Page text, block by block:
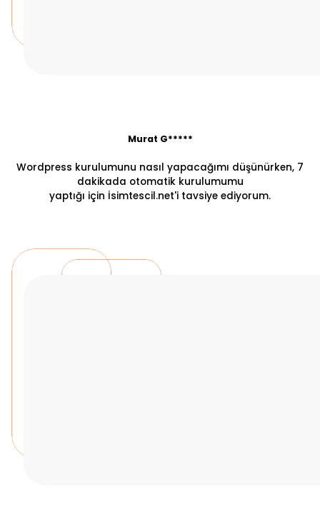
Murat G*****
Wordpress kurulumunu nasıl yapacağımı düşünürken, 7
dakikada otomatik kurulumumu
yaptığı için İsimtescil.net'i tavsiye ediyorum.